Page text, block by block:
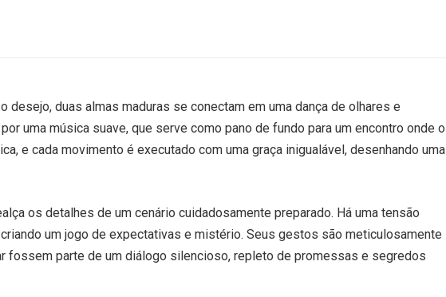
desejo, duas almas maduras se conectam em uma dança de olhares e
uma música suave, que serve como pano de fundo para um encontro onde o
e cada movimento é executado com uma graça inigualável, desenhando uma
os detalhes de um cenário cuidadosamente preparado. Há uma tensão
um jogo de expectativas e mistério. Seus gestos são meticulosamente
fossem parte de um diálogo silencioso, repleto de promessas e segredos